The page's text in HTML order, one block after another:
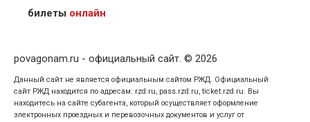
кого оформлен билет.
билеты онлайн
povagonam.ru - официальный сайт. © 2026
Данный сайт не является официальным сайтом РЖД. Официальный
сайт РЖД находится по адресам: rzd.ru, pass.rzd.ru, ticket.rzd.ru. Вы
находитесь на сайте субагента, который осуществляет оформление
электронных проездных и перевозочных документов и услуг от